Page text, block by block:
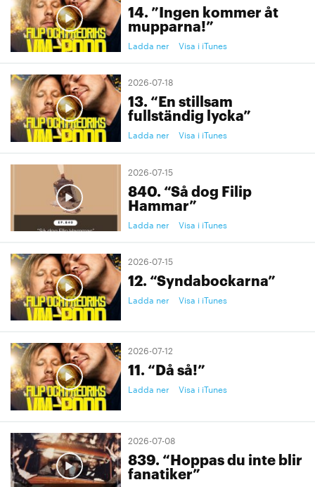
14. ”Ingen kommer åt
mupparna!”
Ladda ner Visa i iTunes
2026-07-18
13. “En stillsam
fullständig lycka”
Ladda ner Visa i iTunes
2026-07-15
840. “Så dog Filip
Hammar”
Ladda ner Visa i iTunes
2026-07-15
12. “Syndabockarna”
Ladda ner Visa i iTunes
2026-07-12
11. “Då så!”
Ladda ner Visa i iTunes
2026-07-08
839. “Hoppas du inte blir
fanatiker”